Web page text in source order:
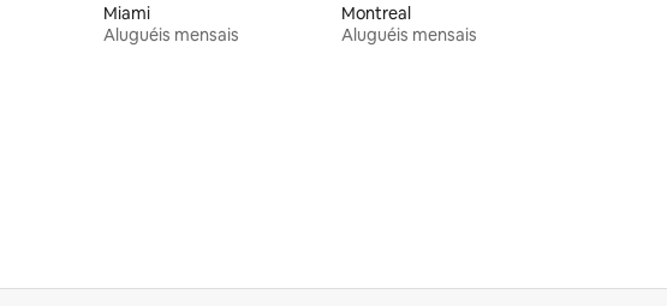
Miami
Aluguéis mensais
Montreal
Aluguéis mensais